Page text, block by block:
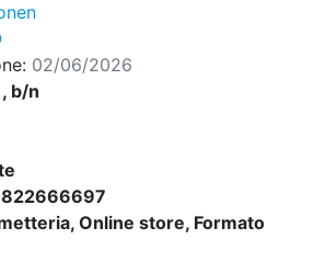
02/06/2026
b/n
Online store, Formato